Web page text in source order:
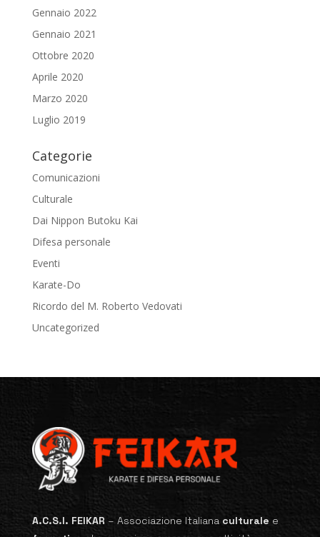
Gennaio 2022
Gennaio 2021
Ottobre 2020
Aprile 2020
Marzo 2020
Luglio 2019
Categorie
Comunicazioni
Culturale
Dai Nippon Butoku Kai
Difesa personale
Eventi
Karate-Do
Ricordo del M. Roberto Vedovati
Uncategorized
A.C.S.I. FEIKAR – Associazione Italiana culturale e